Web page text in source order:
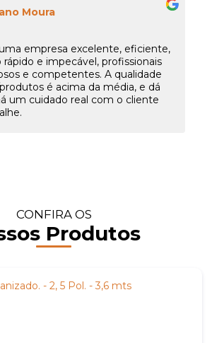
Moura
empresa excelente, eficiente,
e impecável, profissionais
e competentes. A qualidade
é acima da média, e dá
um cuidado real com o cliente
CONFIRA OS
Produtos